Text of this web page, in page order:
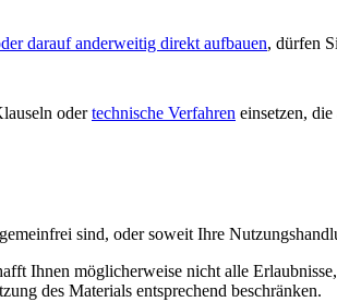
darauf anderweitig direkt aufbauen, dürfen
odertechnische Verfahren einsetzen,
sind, oder soweit Ihre
Ihnen möglicherweise nicht alle
des Materials entsprechend beschränken.